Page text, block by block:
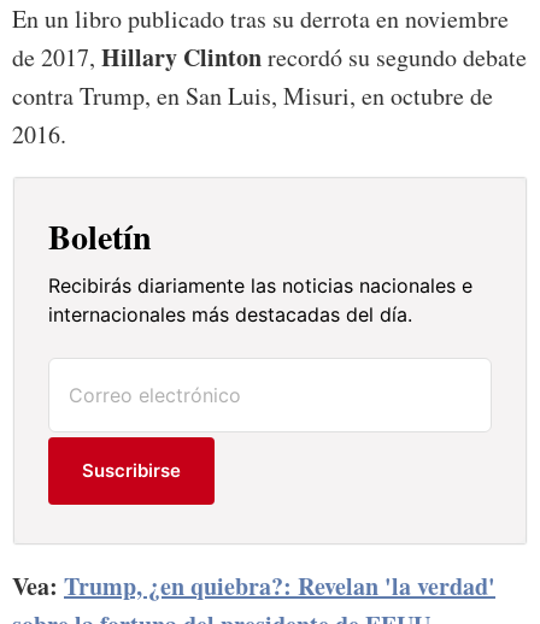
En un libro publicado tras su derrota en noviembre
de 2017, Hillary Clintonrecordó su segundo debate
contra Trump, en San Luis, Misuri, en octubre de
2016.
Boletín
Recibirás diariamente las noticias nacionales e
internacionales más destacadas del día.
Suscribirse
Vea: Trump, ¿en quiebra?: Revelan 'la verdad'